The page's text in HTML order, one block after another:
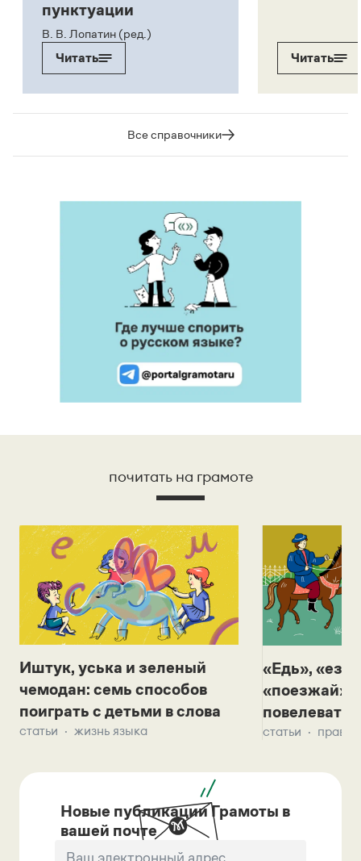
пунктуации
В. В. Лопатин (ред.)
Читать
Читать
Все справочники
почитать на грамоте
Иштук, уська и зеленый
чемодан: семь способов
поиграть с детьми в слова
статьи жизнь языка
«Едь»,
«поезжай»?
повелевать
статьи
Новые публикации Грамоты в
вашей почте